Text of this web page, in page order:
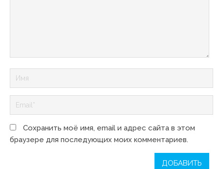
Сохранить моё имя, email и адрес сайта в этом
браузере для последующих моих комментариев.